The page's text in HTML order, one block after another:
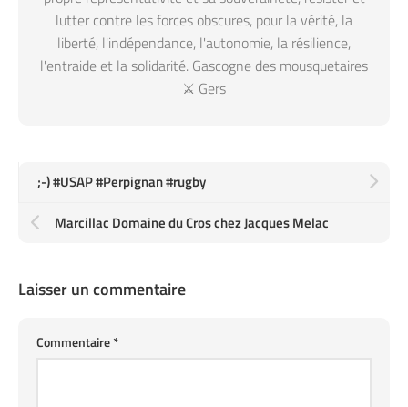
lutter contre les forces obscures, pour la vérité, la
liberté, l'indépendance, l'autonomie, la résilience,
l'entraide et la solidarité. Gascogne des mousquetaires
⚔️ Gers
;-) #USAP #Perpignan #rugby
Marcillac Domaine du Cros chez Jacques Melac
Laisser un commentaire
Commentaire*